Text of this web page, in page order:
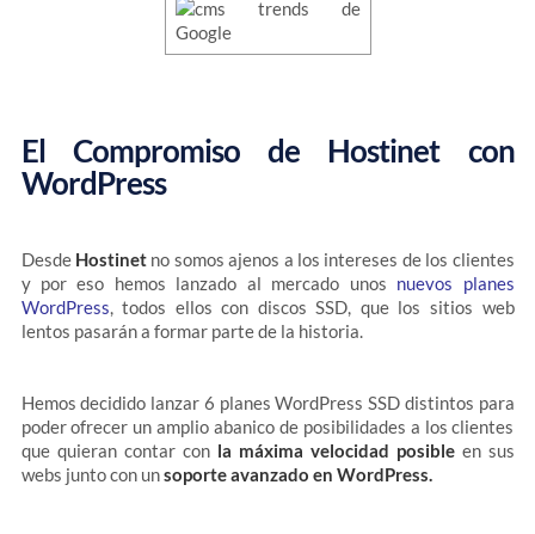
El Compromiso de Hostinet con
WordPress
Desde Hostinetno somos ajenos a los intereses de los clientes
y por eso hemos lanzado al mercado unos nuevos planes
WordPress, todos ellos con discos SSD, que los sitios web
lentos pasarán a formar parte de la historia.
Hemos decidido lanzar 6 planes WordPress SSD distintos para
poder ofrecer un amplio abanico de posibilidades a los clientes
que quieran contar con la máxima velocidad posible en sus
webs junto con unsoporte avanzado en WordPress.